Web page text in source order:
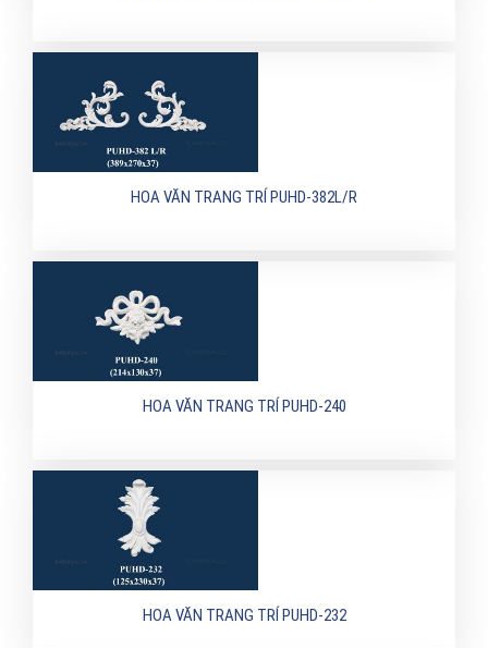
HOA VĂN TRANG TRÍ PUHD-382L/R
HOA VĂN TRANG TRÍ PUHD-240
HOA VĂN TRANG TRÍ PUHD-232